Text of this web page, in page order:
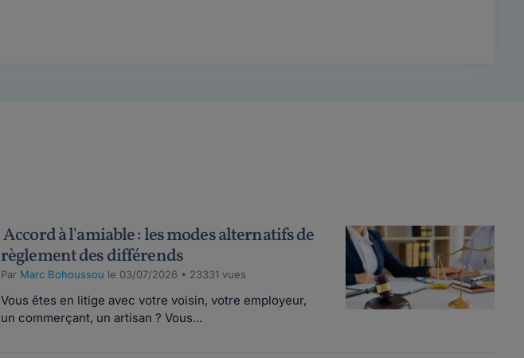
Accord à l'amiable : les modes alternatifs de
règlement des différends
Par Marc Bohoussou le 03/07/2026 • 23331 vues
Vous êtes en litige avec votre voisin, votre employeur,
un commerçant, un artisan ? Vous...